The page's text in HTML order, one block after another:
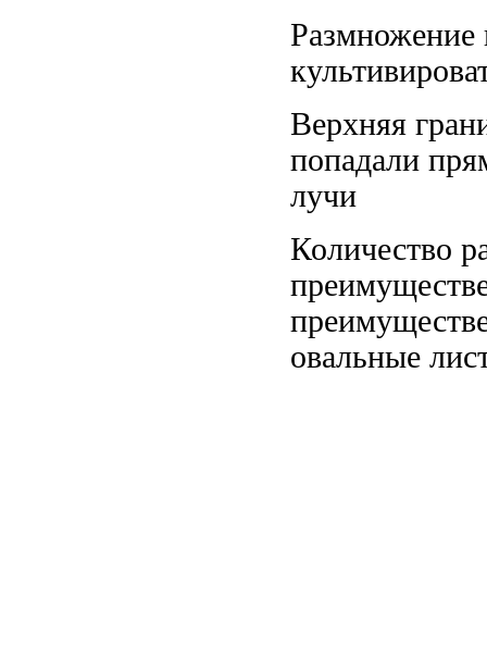
Размножение
Верхняя
попадали
лучи
Количество
овальные